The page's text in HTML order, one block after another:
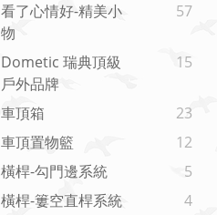
看了心情好-精美小
物
57
Dometic 瑞典頂級
戶外品牌
15
車頂箱
23
車頂置物籃
12
橫桿-勾門邊系統
5
橫桿-簍空直桿系統
4